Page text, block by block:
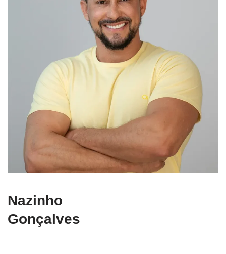
Nazinho
Gonçalves